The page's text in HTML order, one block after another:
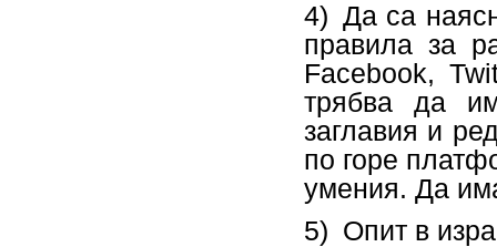
4) Да са
правила за
Facebook,
трябва да
заглавия и
по горе
умения. Да
5) Опит в